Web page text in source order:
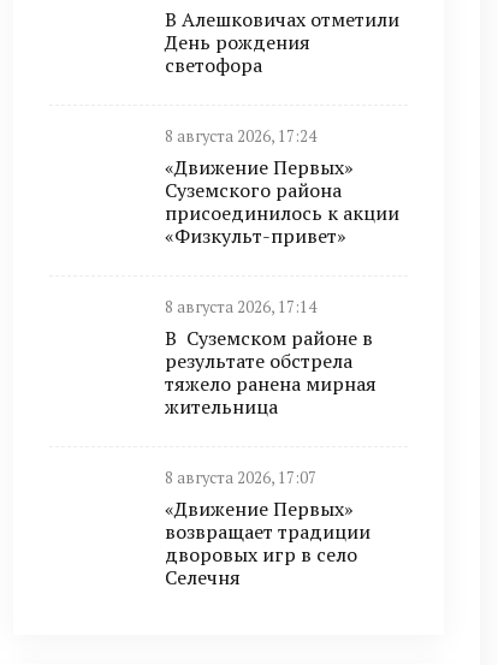
В Алешковичах отметили
День рождения
светофора
8 августа 2026, 17:24
«Движение Первых»
Суземского района
присоединилось к акции
«Физкульт-привет»
8 августа 2026, 17:14
В Суземском районе в
результате обстрела
тяжело ранена мирная
жительница
8 августа 2026, 17:07
«Движение Первых»
возвращает традиции
дворовых игр в село
Селечня